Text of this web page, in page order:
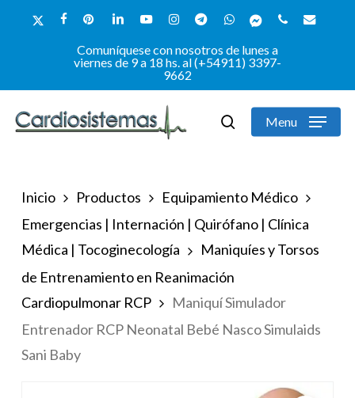
content
x-
facebookpinterestlinkedinyoutubeinstagramtelegramwhatsappmessengerphoneemail
Comuníquese con nosotros de lunes a
viernes de 9 a 18 hs. al (+54911) 3397-
9662
searchMenu
Inicio Productos
Equipamiento Médico
Emergencias | Internación | Quirófano | Clínica
Médica | Tocoginecología
Maniquíes y Torsos
de Entrenamiento en Reanimación
Cardiopulmonar RCP
Maniquí Simulador
Entrenador RCP Neonatal Bebé Nasco Simulaids
Sani Baby